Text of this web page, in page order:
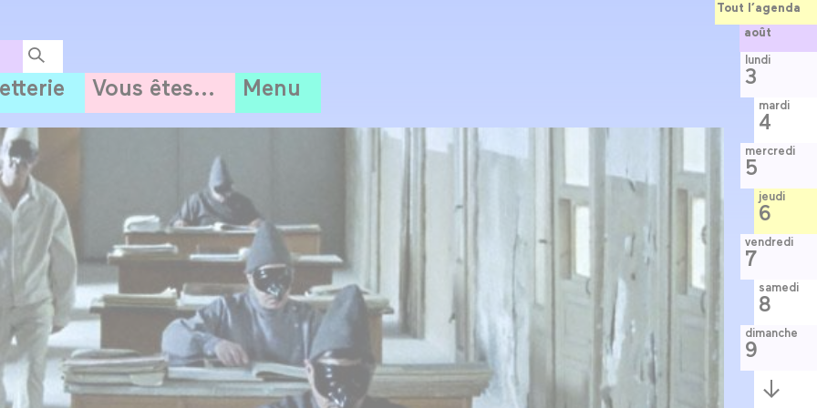
Vous êtes... Menu
Tout l’agenda
août
lundi
3
mardi
4
mercredi
5
jeudi
6
vendredi
7
samedi
8
dimanche
9
Semaine
suivante